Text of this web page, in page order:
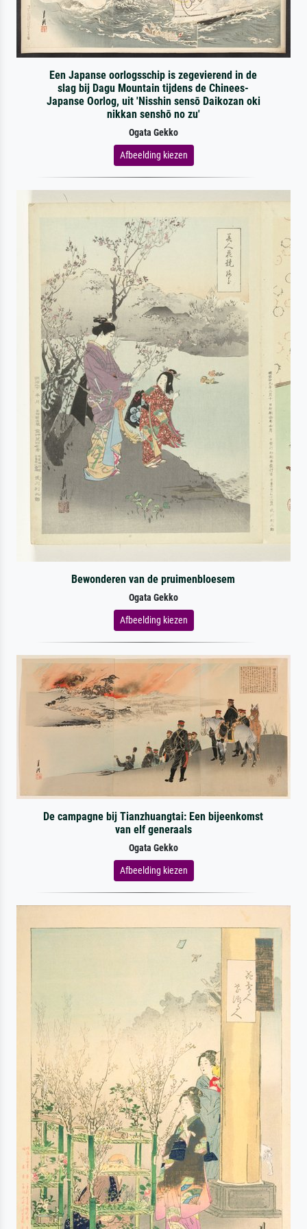
Een Japanse oorlogsschip is zegevierend in de
slag bij Dagu Mountain tijdens de Chinees-
Japanse Oorlog, uit 'Nisshin sensō Daikozan oki
nikkan senshō no zu'
Ogata Gekko
Afbeelding kiezen
Bewonderen van de pruimenbloesem
Ogata Gekko
Afbeelding kiezen
De campagne bij Tianzhuangtai: Een bijeenkomst
van elf generaals
Ogata Gekko
Afbeelding kiezen